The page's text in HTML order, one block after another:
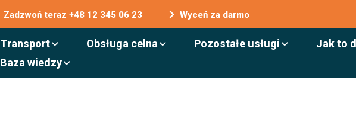
Zadzwoń teraz +48 12 345 06 23 Wyceń za darmo
Transport Obsługa celna Pozostałe usługi Jak to
Baza wiedzy